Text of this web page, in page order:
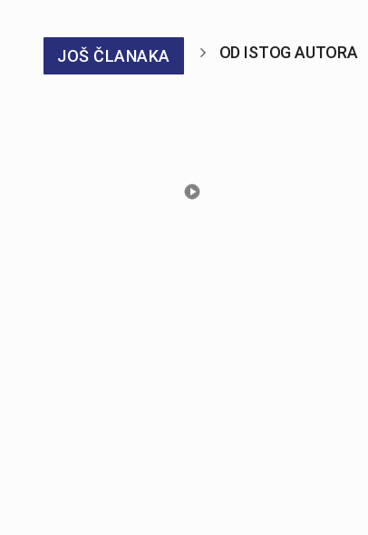
JOŠ ČLANAKA OD ISTOG AUTORA